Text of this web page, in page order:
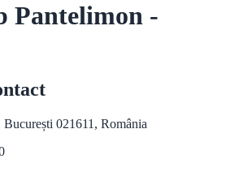
Pantelimon -
021611, România